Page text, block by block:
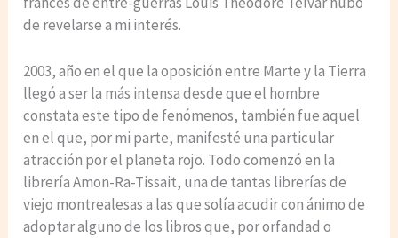
de revelarse a mi interés.
2003, año en el que la oposición entre Marte y la Tierra
llegó a ser la más intensa desde que el hombre
constata este tipo de fenómenos, también fue aquel
en el que, por mi parte, manifesté una particular
atracción por el planeta rojo. Todo comenzó en la
librería Amon-Ra-Tissait, una de tantas librerías de
viejo montrealesas a las que solía acudir con ánimo de
adoptar alguno de los libros que, por orfandad o